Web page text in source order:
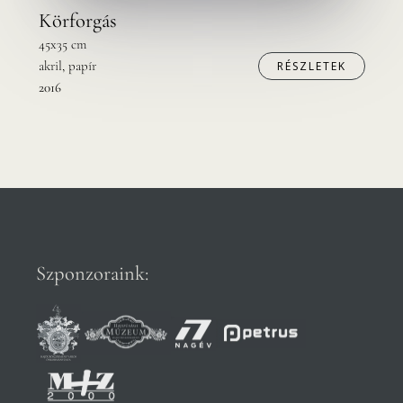
Körforgás
45x35 cm
akril, papír
2016
RÉSZLETEK
Szponzoraink: